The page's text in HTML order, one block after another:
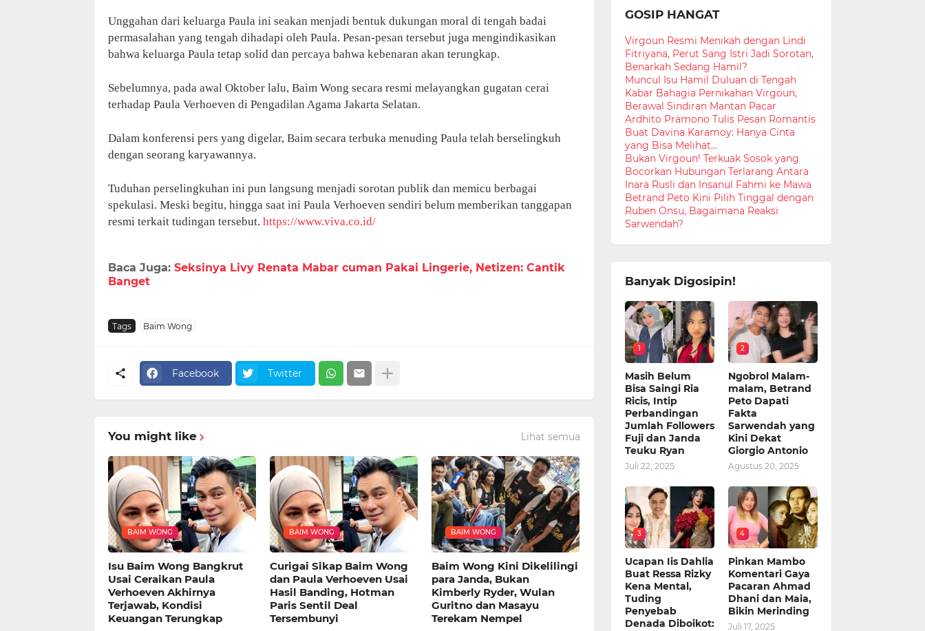
Unggahan dari keluarga Paula ini seakan menjadi bentuk dukungan moral di tengah badai
permasalahan yang tengah dihadapi oleh Paula. Pesan-pesan tersebut juga mengindikasikan
bahwa keluarga Paula tetap solid dan percaya bahwa kebenaran akan terungkap.
Sebelumnya, pada awal Oktober lalu, Baim Wong secara resmi melayangkan gugatan cerai
terhadap Paula Verhoeven di Pengadilan Agama Jakarta Selatan.
Dalam konferensi pers yang digelar, Baim secara terbuka menuding Paula telah berselingkuh
dengan seorang karyawannya.
Tuduhan perselingkuhan ini pun langsung menjadi sorotan publik dan memicu berbagai
spekulasi. Meski begitu, hingga saat ini Paula Verhoeven sendiri belum memberikan tanggapan
resmi terkait tudingan tersebut. https://www.viva.co.id/
Baca Juga: Seksinya Livy Renata Mabar cuman Pakai Lingerie, Netizen: Cantik
Banget
Tags Baim Wong
Facebook Twitter
You might like Lihat semua
BAIM WONG
Isu Baim Wong Bangkrut
Usai Ceraikan Paula
Verhoeven Akhirnya
Terjawab, Kondisi
Keuangan Terungkap
BAIM WONG
Curigai Sikap Baim Wong
dan Paula Verhoeven Usai
Hasil Banding, Hotman
Paris Sentil Deal
Tersembunyi
BAIM WONG
Baim Wong Kini Dikelilingi
para Janda, Bukan
Kimberly Ryder, Wulan
Guritno dan Masayu
Terekam Nempel
GOSIP HANGAT
Virgoun Resmi Menikah dengan Lindi
Fitriyana, Perut Sang Istri Jadi Sorotan,
Benarkah Sedang Hamil?
Muncul Isu Hamil Duluan di Tengah
Kabar Bahagia Pernikahan Virgoun,
Berawal Sindiran Mantan Pacar
Ardhito Pramono Tulis Pesan Romantis
Buat Davina Karamoy: Hanya Cinta
yang Bisa Melihat...
Bukan Virgoun! Terkuak Sosok yang
Bocorkan Hubungan Terlarang Antara
Inara Rusli dan Insanul Fahmi ke Mawa
Betrand Peto Kini Pilih Tinggal dengan
Ruben Onsu, Bagaimana Reaksi
Sarwendah?
Banyak Digosipin!
1
Masih Belum
Bisa Saingi Ria
Ricis, Intip
Perbandingan
Jumlah Followers
Fuji dan Janda
Teuku Ryan
Juli 22, 2025
2
Ngobrol Malam-
malam, Betrand
Peto Dapati
Fakta
Sarwendah yang
Kini Dekat
Giorgio Antonio
Agustus 20, 2025
3
Ucapan Iis Dahlia
Buat Ressa Rizky
Kena Mental,
Tuding
Penyebab
Denada Diboikot:
4
Pinkan Mambo
Komentari Gaya
Pacaran Ahmad
Dhani dan Maia,
Bikin Merinding
Juli 17, 2025